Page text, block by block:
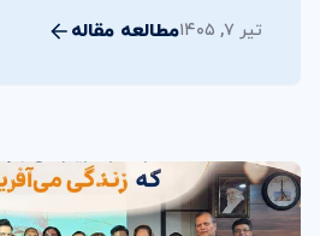
تیر ۷, ۱۴۰۵ مطالعه مقاله